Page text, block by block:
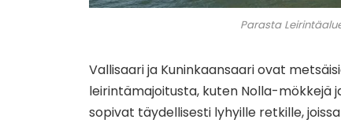
Parasta
Vallisaari ja Kuninkaansaari ovat
leirintämajoitusta, kuten Nolla-mökkejä
sopivat täydellisesti lyhyille retkille,